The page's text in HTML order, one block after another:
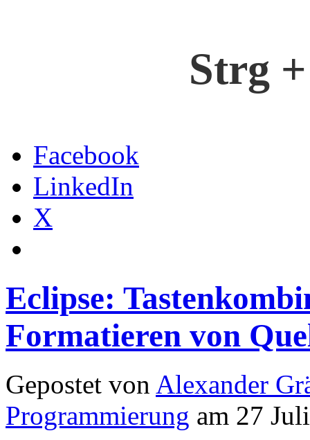
Strg
Facebook
LinkedIn
X
Eclipse:
Formatieren von
Gepostet von Alexander
Programmierung am 27